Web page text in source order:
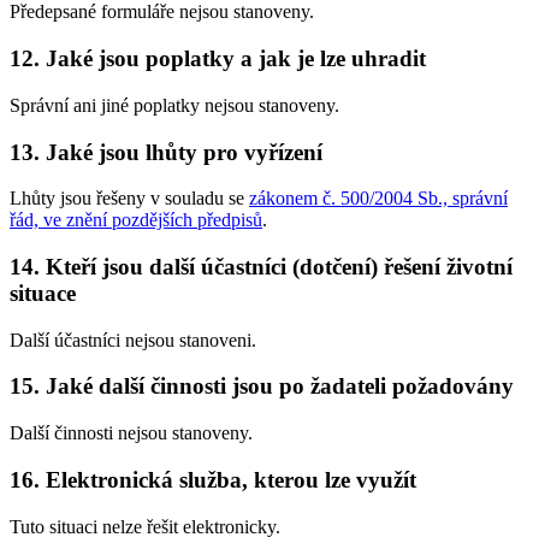
Předepsané formuláře nejsou stanoveny.
12. Jaké jsou poplatky a jak je lze uhradit
Správní ani jiné poplatky nejsou stanoveny.
13. Jaké jsou lhůty pro vyřízení
Lhůty jsou řešeny v souladu se zákonem č. 500/2004 Sb., správní
řád, ve znění pozdějších předpisů.
14. Kteří jsou další účastníci (dotčení) řešení životní
situace
Další účastníci nejsou stanoveni.
15. Jaké další činnosti jsou po žadateli požadovány
Další činnosti nejsou stanoveny.
16. Elektronická služba, kterou lze využít
Tuto situaci nelze řešit elektronicky.